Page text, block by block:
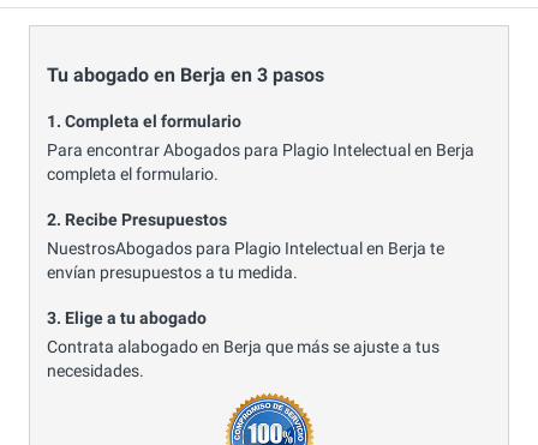
Tu abogado en Berja en 3 pasos
1. Completa el formulario
Para encontrar Abogados para Plagio Intelectual en Berja
completa el formulario.
2. Recibe Presupuestos
NuestrosAbogados para Plagio Intelectual en Berja te
envían presupuestos a tu medida.
3. Elige a tu abogado
Contrata alabogado en Berja que más se ajuste a tus
necesidades.